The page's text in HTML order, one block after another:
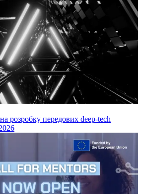
розробку передових deep-tech